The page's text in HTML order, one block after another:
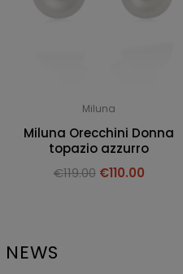
Miluna
Miluna Orecchini Donna
topazio azzurro
€119.00 €110.00